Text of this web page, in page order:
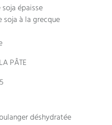
épaisse
soja à la grecque
PÂTE
déshydratée